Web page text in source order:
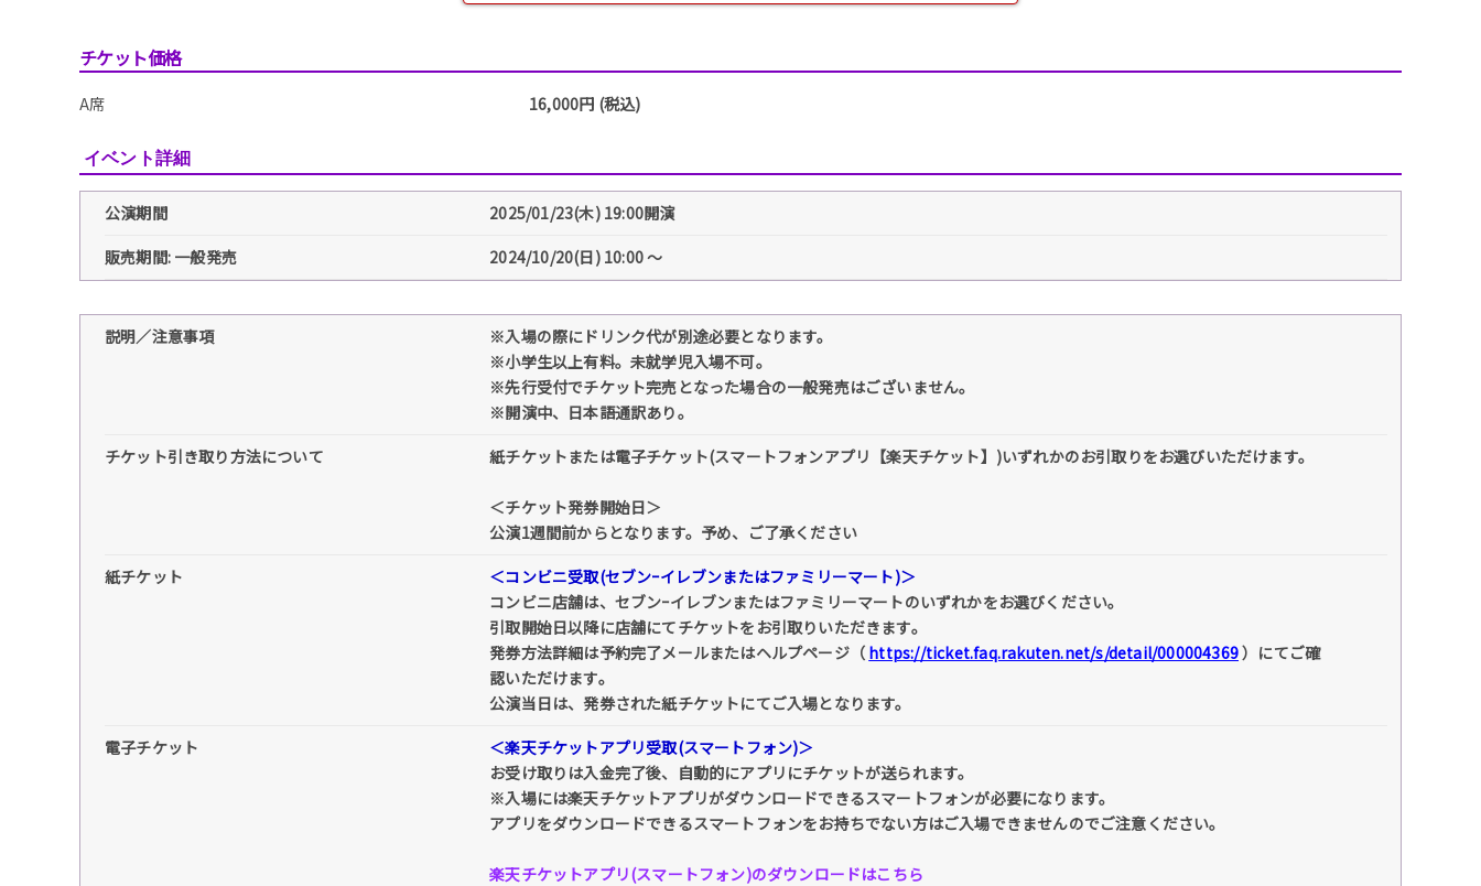
チケット価格
A席 16,000円 (税込)
イベント詳細
公演期間
2025/01/23(木) 19:00開演
販売期間: 一般発売
2024/10/20(日) 10:00 〜
説明／注意事項
※入場の際にドリンク代が別途必要となります。
※小学生以上有料。未就学児入場不可。
※先行受付でチケット完売となった場合の一般発売はございません。
※開演中、日本語通訳あり。
チケット引き取り方法について
紙チケットまたは電子チケット(スマートフォンアプリ【楽天チケット】)いずれかのお引取りをお選びいただけます。
＜チケット発券開始日＞
公演1週間前からとなります。予め、ご了承ください
紙チケット
＜コンビニ受取(セブンｰイレブンまたはファミリーマート)＞
コンビニ店舗は、セブンｰイレブンまたはファミリーマートのいずれかをお選びください。
引取開始日以降に店舗にてチケットをお引取りいただきます。
発券方法詳細は予約完了メールまたはヘルプページ（ https://ticket.faq.rakuten.net/s/detail/000004369）にてご確
認いただけます。
公演当日は、発券された紙チケットにてご入場となります。
電子チケット
＜楽天チケットアプリ受取(スマートフォン)＞
お受け取りは入金完了後、自動的にアプリにチケットが送られます。
※入場には楽天チケットアプリがダウンロードできるスマートフォンが必要になります。
アプリをダウンロードできるスマートフォンをお持ちでない方はご入場できませんのでご注意ください。
楽天チケットアプリ(スマートフォン)のダウンロードはこちら